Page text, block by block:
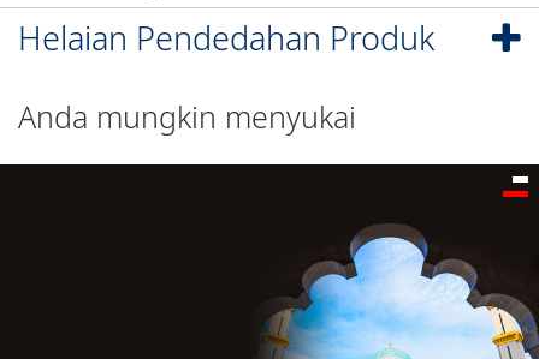
Helaian Pendedahan Produk
Anda mungkin menyukai